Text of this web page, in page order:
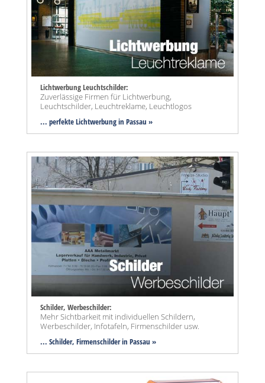
Lichtwerbung Leuchtschilder:
Zuverlässige Firmen für Lichtwerbung,
Leuchtschilder, Leuchtreklame, Leuchtlogos
... perfekte Lichtwerbung in Passau »
Schilder, Werbeschilder:
Mehr Sichtbarkeit mit individuellen Schildern,
Werbeschilder, Infotafeln, Firmenschilder usw.
... Schilder, Firmenschilder in Passau »